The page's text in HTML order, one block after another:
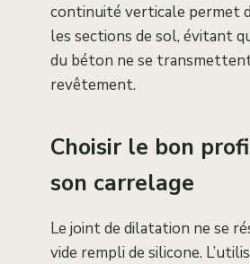
continuité verticale permet
les sections de sol, évitant
du béton ne se
revêtement.
Choisir le bon
son carrelage
Le joint de dilatation ne se
vide rempli de silicone.